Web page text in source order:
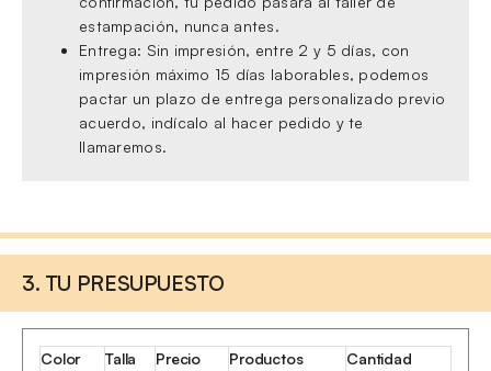
estampación, nunca antes.
Entrega: Sin impresión, entre 2 y 5 días, con
impresión máximo 15 días laborables, podemos
pactar un plazo de entrega personalizado previo
acuerdo, indícalo al hacer pedido y te
llamaremos.
3. TU PRESUPUESTO
Color Talla Precio Productos Cantidad